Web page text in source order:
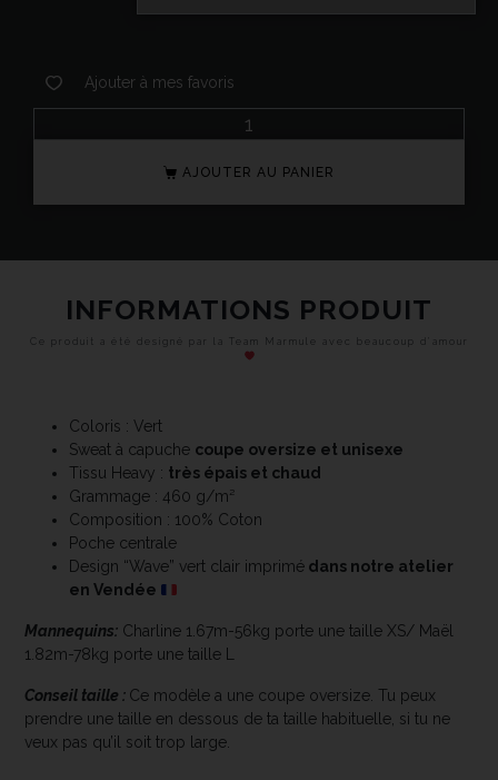
Ajouter à mes favoris
AJOUTER AU PANIER
INFORMATIONS PRODUIT
Ce produit a été designé par la Team Marmule avec beaucoup d’amour
Coloris : Vert
Sweat à capuche coupe oversize et unisexe
Tissu Heavy : très épais et chaud
Grammage : 460 g/m²
Composition : 100% Coton
Poche centrale
Design “Wave” vert clair imprimé dans notre atelier
en Vendée
Mannequins: Charline 1.67m-56kg porte une taille XS/ Maël
1.82m-78kg porte une taille L
Conseil taille : Ce modèle a une coupe oversize. Tu peux
prendre une taille en dessous de ta taille habituelle, si tu ne
veux pas qu’il soit trop large.